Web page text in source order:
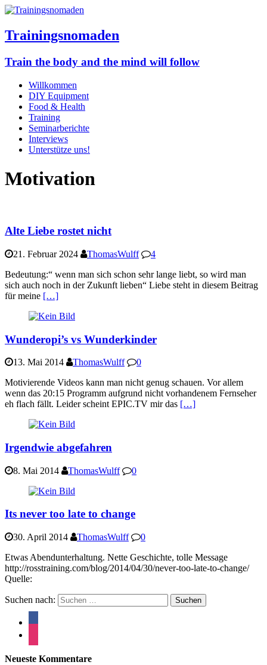
Trainingsnomaden
Train the body and the mind will follow
Willkommen
DIY Equipment
Food & Health
Training
Seminarberichte
Interviews
Unterstütze uns!
Motivation
Alte Liebe rostet nicht
21. Februar 2024 ThomasWulff
4
Bedeutung:“ wenn man sich schon sehr lange liebt, so wird man
sich auch noch in der Zukunft lieben“ Liebe steht in diesem Beitrag
für meine […]
Wunderopi’s vs Wunderkinder
13. Mai 2014 ThomasWulff
0
Motivierende Videos kann man nicht genug schauen. Vor allem
wenn das 20:15 Programm aufgrund nicht vorhandenem Fernseher
eh flach fällt. Leider scheint EPIC.TV mir das […]
Irgendwie abgefahren
8. Mai 2014 ThomasWulff 0
Its never too late to change
30. April 2014 ThomasWulff
0
Etwas Abendunterhaltung. Nette Geschichte, tolle Message
http://rosstraining.com/blog/2014/04/30/never-too-late-to-change/
Quelle:
Suchen nach:
Neueste Kommentare